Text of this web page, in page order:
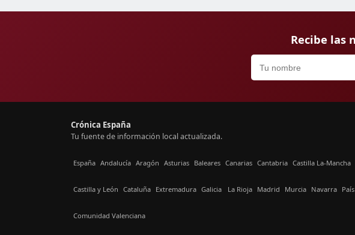
Recibe las
Crónica España
Tu fuente de información local actualizada.
España Andalucía Aragón Asturias Baleares Canarias Cantabria Castilla La-Mancha
Castilla y León Cataluña Extremadura Galicia La Rioja Madrid Murcia Navarra
Comunidad Valenciana